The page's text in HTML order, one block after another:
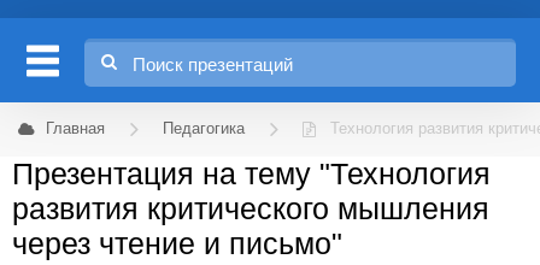
Главная Педагогика Технология развития
Презентация на тему "Технология
развития критического мышления
через чтение и письмо"